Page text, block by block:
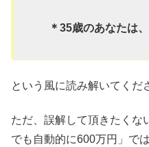
＊35歳のあなたは
という風に読み解いてくだ
ただ、誤解して頂きたくな
でも自動的に600万円」で